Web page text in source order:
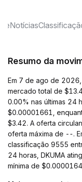
Notícias
Resumo da
Em 7 de ago de 2026,
mercado total de
0.00% nas últimas 24
$0.00001661,
$3.42. A oferta
oferta máxima de --.
classificação 9555
24 horas, DKUMA
mínima de